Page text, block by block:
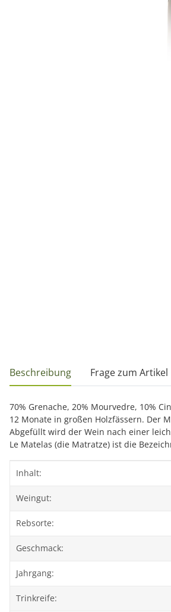
weitere Registerkarten anzeigen
Beschreibung Frage zum Artikel
70% Grenache, 20% Mourvedre, 10%
12 Monate in großen Holzfässern. Der
Abgefüllt wird der Wein nach einer
Le Matelas (die Matratze) ist die
Produkteigenschaft
Wert
Inhalt:
Weingut:
Rebsorte:
Geschmack:
Jahrgang:
Trinkreife: